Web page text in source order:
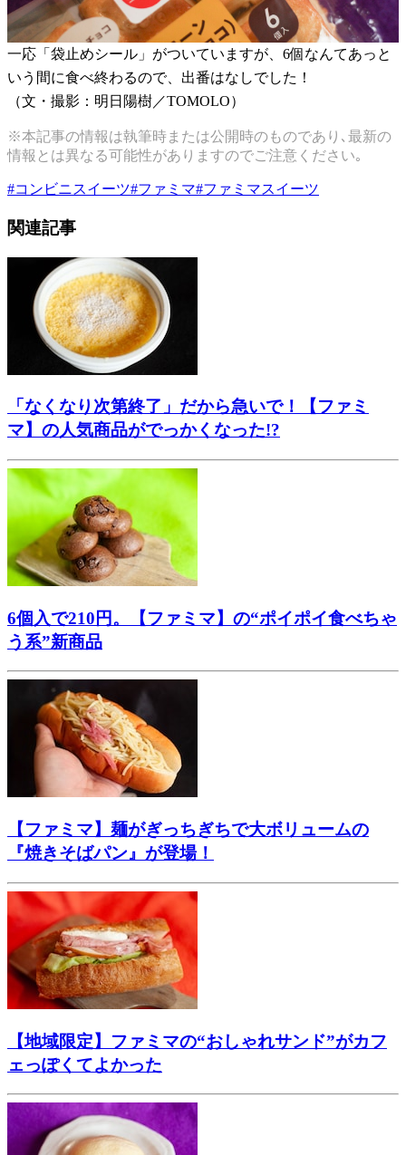
一応「袋止めシール」がついていますが、6個なんてあっと
いう間に食べ終わるので、出番はなしでした！
（文・撮影：明日陽樹／TOMOLO）
※本記事の情報は執筆時または公開時のものであり､最新の
情報とは異なる可能性がありますのでご注意ください｡
#コンビニスイーツ#ファミマ#ファミマスイーツ
関連記事
「なくなり次第終了」だから急いで！【ファミ
マ】の人気商品がでっかくなった!?
6個入で210円。【ファミマ】の“ポイポイ食べちゃ
う系”新商品
【ファミマ】麺がぎっちぎちで大ボリュームの
『焼きそばパン』が登場！
【地域限定】ファミマの“おしゃれサンド”がカフ
ェっぽくてよかった